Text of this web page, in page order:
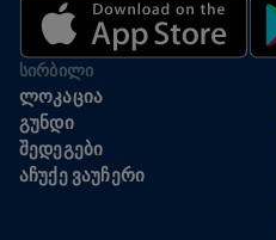
ᲡᲘᲠᲑᲘᲚᲘ
ᲚᲝᲙᲐᲪᲘᲐ
ᲒᲣᲜᲓᲘ
ᲨᲔᲓᲔᲒᲔᲑᲘ
ᲐᲩᲣᲥᲔ ᲕᲐᲣᲩᲔᲠᲘ